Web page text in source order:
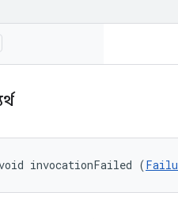
invocationFailed (